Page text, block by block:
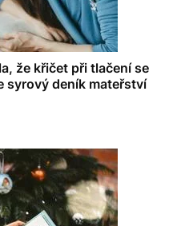
že křičet při tlačení se
syrový deník mateřství